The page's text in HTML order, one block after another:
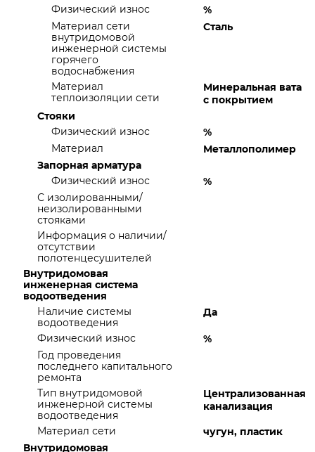
Физический износ
%
Материал сети
внутридомовой
инженерной системы
горячего
водоснабжения
Сталь
Материал
теплоизоляции сети
Минеральная вата
с покрытием
Стояки
Физический износ
%
Материал
Металлополимер
Запорная арматура
Физический износ
%
С изолированными/
неизолированными
стояками
Информация о наличии/
отсутствии
полотенцесушителей
Внутридомовая
инженерная система
водоотведения
Наличие системы
водоотведения
Да
Физический износ
%
Год проведения
последнего капитального
ремонта
Тип внутридомовой
инженерной системы
водоотведения
Централизованная
канализация
Материал сети
чугун, пластик
Внутридомовая